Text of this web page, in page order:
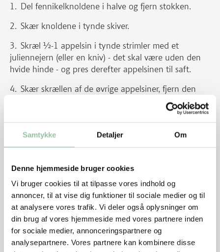
Samtykke Detaljer Om
Denne hjemmeside bruger cookies
Vi bruger cookies til at tilpasse vores indhold og
annoncer, til at vise dig funktioner til sociale medier og til
at analysere vores trafik. Vi deler også oplysninger om
din brug af vores hjemmeside med vores partnere inden
for sociale medier, annonceringspartnere og
analysepartnere. Vores partnere kan kombinere disse
Del fennikelknoldene i halve og fjern stokken.
Skær knoldene i tynde skiver.
Skræl ½-1 appelsin i tynde strimler med et
juliennejern (eller en kniv) - det skal være uden den
hvide hinde - og pres derefter appelsinen til saft.
Skær skrællen af de øvrige appelsiner, fjern den
Knus koriander groft i en morter.
Dup kødet tørt med køkkenrulle og krydr med salt
Varm en wok, pande eller stegegryde ved god
varme med ½ spsk olie.
Brun halvdelen af strimlerne på alle sider i 2
minutter.
Tag kødet op og brun resten af strimlerne på
samme måde.